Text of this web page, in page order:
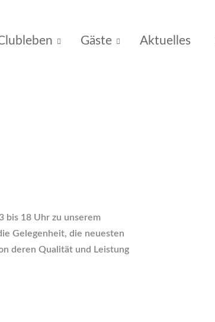
Gäste Aktuelles
bis 18 Uhr zu unserem
Gelegenheit, die neuesten
deren Qualität und Leistung